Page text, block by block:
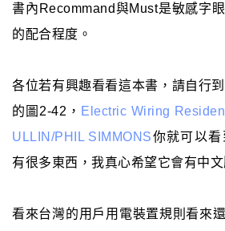
書內Recommand與Must是敏感字
的配合程度。
各位若有興趣看看這本書，請自行
的圖2-42， Electric Wiring
ULLIN/PHIL SIMMONS你就可以
有很多東西，我真心希望它會有中文
看來台灣的用戶用電裝置規則看來